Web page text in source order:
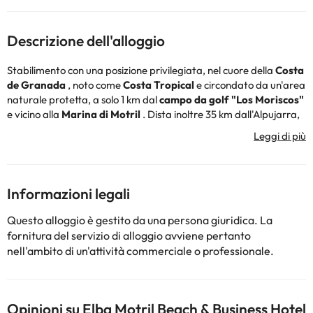
Descrizione dell'alloggio
Stabilimento con una posizione privilegiata, nel cuore della Costa
de Granada , noto comeCosta Tropicale circondato da un'area
naturale protetta, a solo 1 km dalcampo da golf "Los Moriscos"
e vicino alla Marina di Motril . Dista inoltre 35 km dall'Alpujarra,
solo 90 km dalla Sierra Nevada e 55 km dalla capitale di
capitale di
Granada e alla
di lavoro e soggiorni di lavoro. Dispone di sale conferenze ampie e
confortevoli, nonché di un servizio attento.
Il nostroGran Hotel Elba Motril Beach & Businessè un hotel da
godersi tutto l'anno: sole, neve, acqua, mare, vicino a tutto. Mare
e montagna, con le strutture necessarie per godersi il tempo
tutto l'anno, che unisce soggiorni di vacanza, fughe, gruppi ed
Informazioni legali
Questo alloggio è gestito da una persona giuridica. La
fornitura del servizio di alloggio avviene pertanto
nell'ambito di un'attività commerciale o professionale.
Opinioni su Elba Motril Beach & Business Hotel